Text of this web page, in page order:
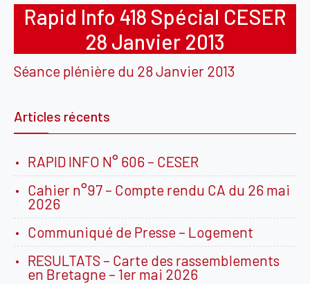
Rapid Info 418 Spécial CESER
28 Janvier 2013
Séance plénière du 28 Janvier 2013
Articles récents
RAPID INFO N° 606 – CESER
Cahier n°97 – Compte rendu CA du 26 mai
2026
Communiqué de Presse – Logement
RESULTATS – Carte des rassemblements
en Bretagne – 1er mai 2026